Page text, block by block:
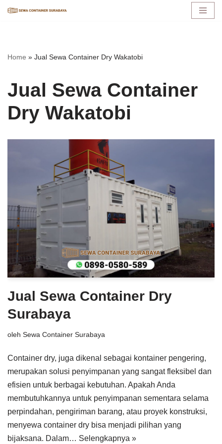
konten
Home » Jual Sewa Container Dry Wakatobi
Jual Sewa Container
Dry Wakatobi
Jual Sewa Container Dry
Surabaya
oleh Sewa Container Surabaya
Container dry, juga dikenal sebagai kontainer pengering,
merupakan solusi penyimpanan yang sangat fleksibel dan
efisien untuk berbagai kebutuhan. Apakah Anda
membutuhkannya untuk penyimpanan sementara selama
perpindahan, pengiriman barang, atau proyek konstruksi,
menyewa container dry bisa menjadi pilihan yang
bijaksana. Dalam… Selengkapnya »